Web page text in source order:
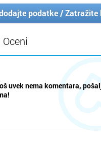
podatke / Zatražite
uvek nema komentara,